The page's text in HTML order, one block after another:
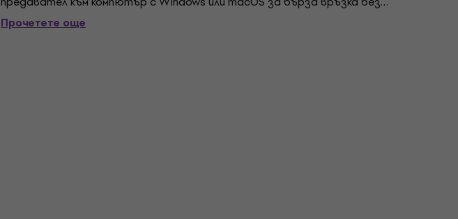
драйвери към дисплея на anASK Receiver, осигурявайки ниска латентност,
висока честота...
Прочетете още